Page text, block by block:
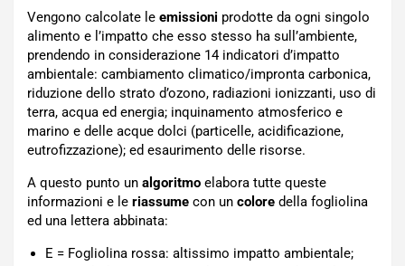
Vengono calcolate le emissioni prodotte da ogni singolo
alimento e l’impatto che esso stesso ha sull’ambiente,
prendendo in considerazione 14 indicatori d’impatto
ambientale: cambiamento climatico/impronta carbonica,
riduzione dello strato d’ozono, radiazioni ionizzanti, uso di
terra, acqua ed energia; inquinamento atmosferico e
marino e delle acque dolci (particelle, acidificazione,
eutrofizzazione); ed esaurimento delle risorse.
A questo punto un algoritmo elabora tutte queste
informazioni e le riassume con un colore della fogliolina
ed una lettera abbinata:
E = Fogliolina rossa: altissimo impatto ambientale;